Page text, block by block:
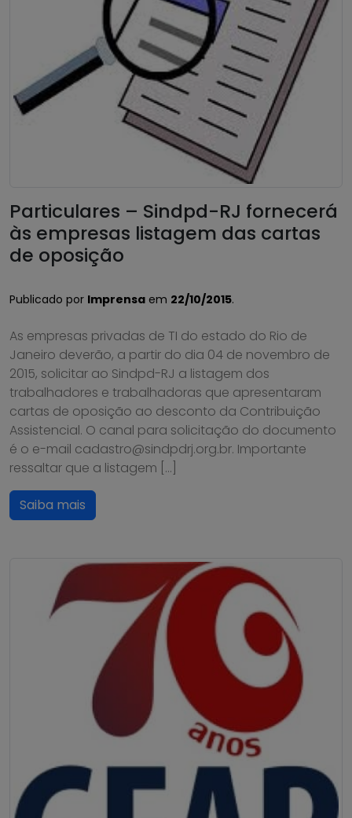
Particulares – Sindpd-RJ fornecerá
às empresas listagem das cartas
de oposição
Publicado por Imprensa em 22/10/2015.
As empresas privadas de TI do estado do Rio de
Janeiro deverão, a partir do dia 04 de novembro de
2015, solicitar ao Sindpd-RJ a listagem dos
trabalhadores e trabalhadoras que apresentaram
cartas de oposição ao desconto da Contribuição
Assistencial. O canal para solicitação do documento
é o e-mail cadastro@sindpdrj.org.br. Importante
ressaltar que a listagem […]
Saiba mais